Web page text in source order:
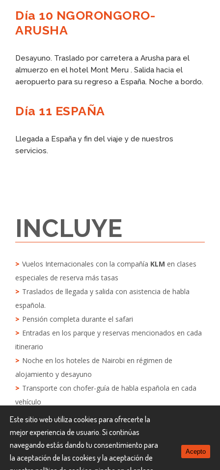
Día 10 NGORONGORO-
ARUSHA
Desayuno. Traslado por carretera a Arusha para el
almuerzo en el hotel Mont Meru . Salida hacia el
aeropuerto para su regreso a España. Noche a bordo.
Día 11 ESPAÑA
Llegada a España y fin del viaje y de nuestros
servicios.
INCLUYE
Vuelos Internacionales con la compañía KLM en clases
especiales de reserva más tasas
Traslados de llegada y salida con asistencia de habla
española.
Pensión completa durante el safari
Entradas en los parque y reservas mencionados en cada
itinerario
Noche en los hoteles de Nairobi en régimen de
alojamiento y desayuno
Transporte con chofer-guía de habla española en cada
vehículo
Restaurante Carnívore ( comida o cena )
Obsequio de un sombrero de safari y un saquito de café
Keniata
Flying`s Doctor: servicio de evacuación pero no médico
Este sitio web utiliza cookies para ofrecerte la
mejor experiencia de usuario. Si continúas
navegando estás dando tu consentimiento para
la aceptación de las cookies y la aceptación de
Acepto